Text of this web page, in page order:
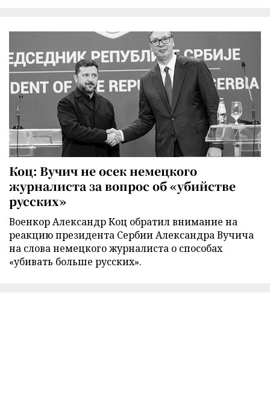
Коц: Вучич не осек немецкого
журналиста за вопрос об «убийстве
русских»
Военкор Александр Коц обратил внимание на
реакцию президента Сербии Александра Вучича
на слова немецкого журналиста о способах
«убивать больше русских».